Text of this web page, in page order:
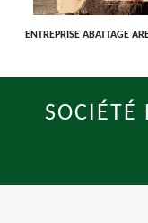
ENTREPRISE ABATTAGE
SOCIÉTÉ